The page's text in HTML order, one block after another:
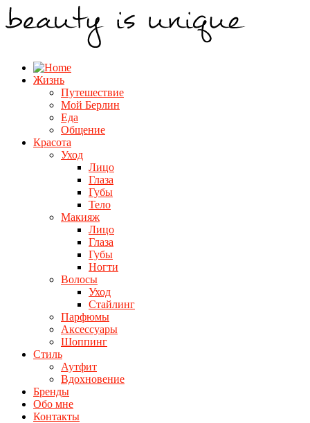
Жизнь
Путешествие
Мой Берлин
Еда
Общение
Красота
Уход
Лицо
Глаза
Губы
Тело
Макияж
Лицо
Глаза
Губы
Ногти
Волосы
Уход
Стайлинг
Парфюмы
Аксессуары
Шоппинг
Стиль
Аутфит
Вдохновение
Бренды
Обо мне
Контакты